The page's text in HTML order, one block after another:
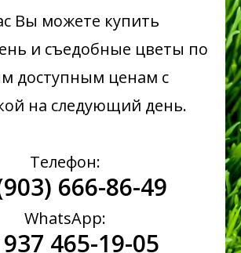
Вы можете купить
и съедобные цветы по
доступным ценам с
на следующий день.
Телефон:
666-86-49
WhatsApp:
465-19-05